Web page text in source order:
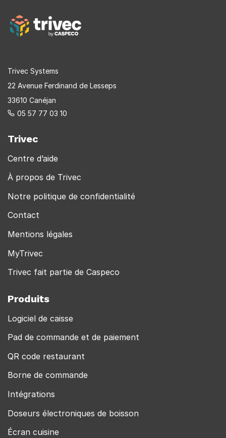
Trivec Systems
22 Avenue Ferdinand de Lesseps
33610 Canéjan
05 57 77 03 10
Trivec
Centre d’aide
À propos de Trivec
Notre politique de confidentialité
Contact
Mentions légales
MyTrivec
Trivec fait partie de Caspeco
Produits
Logiciel de caisse
Pad de commande et de paiement
QR code restaurant
Borne de commande
Intégrations
Doseurs électroniques de boisson
Écran cuisine